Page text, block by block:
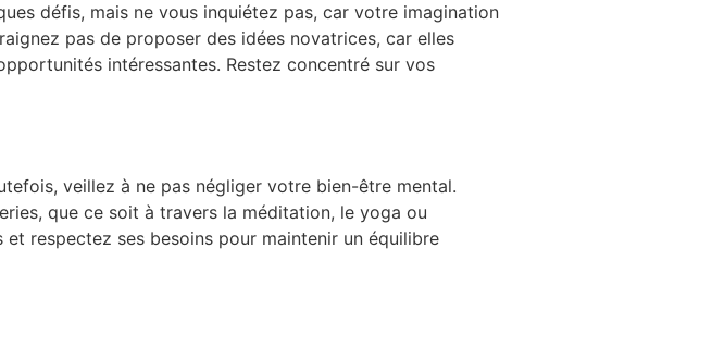
défis, mais ne vous inquiétez pas, car votre imagination
pas de proposer des idées novatrices, car elles
intéressantes. Restez concentré sur vos
veillez à ne pas négliger votre bien-être mental.
que ce soit à travers la méditation, le yoga ou
respectez ses besoins pour maintenir un équilibre